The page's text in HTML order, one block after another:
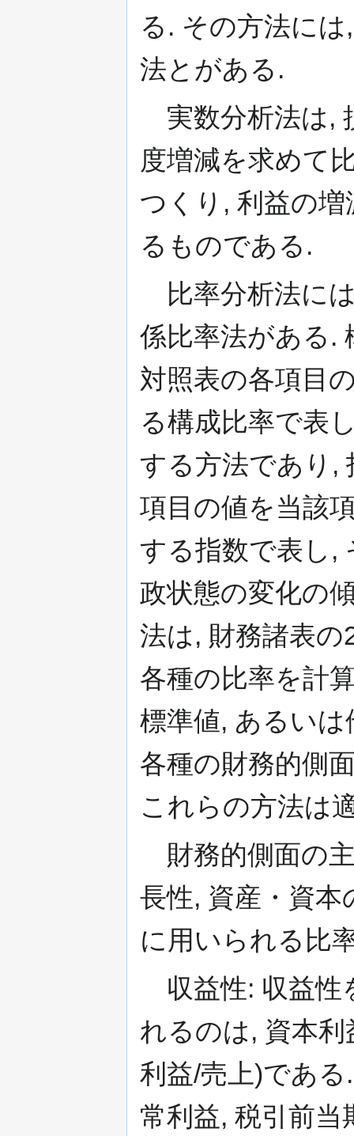
る. その方法に
法とがある.
実数分析法は,
度増減を求めて
つくり, 利益の
るものである.
比率分析法に
係比率法がある.
対照表の各項目
る構成比率で表
する方法であり,
項目の値を当該
する指数で表し,
政状態の変化の
法は, 財務諸表
各種の比率を計
標準値, あるい
各種の財務的側
これらの方法は
財務的側面の
長性, 資産・資
に用いられる比
収益性: 収益性
れるのは, 資本
利益/売上)であ
常利益, 税引前当